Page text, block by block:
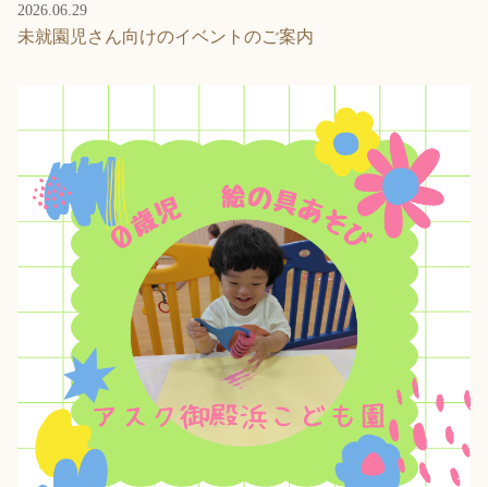
2026.06.29
未就園児さん向けのイベントのご案内